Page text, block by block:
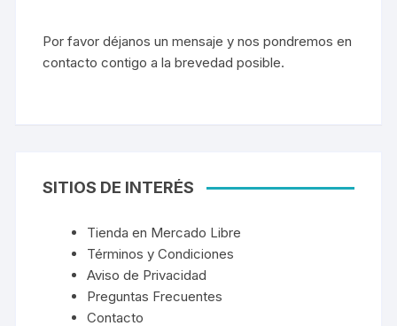
Por favor déjanos un mensaje y nos pondremos en
contacto contigo a la brevedad posible.
SITIOS DE INTERÉS
Tienda en Mercado Libre
Términos y Condiciones
Aviso de Privacidad
Preguntas Frecuentes
Contacto